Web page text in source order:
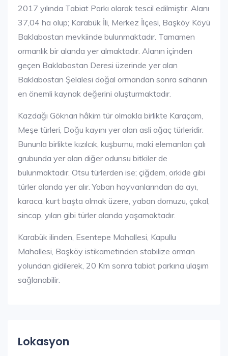
2017 yılında Tabiat Parkı olarak tescil edilmiştir. Alanı
37,04 ha olup; Karabük İli, Merkez İlçesi, Başköy Köyü
Baklabostan mevkiinde bulunmaktadır. Tamamen
ormanlık bir alanda yer almaktadır. Alanın içinden
geçen Baklabostan Deresi üzerinde yer alan
Baklabostan Şelalesi doğal ormandan sonra sahanın
en önemli kaynak değerini oluşturmaktadır.
Kazdağı Göknarı hâkim tür olmakla birlikte Karaçam,
Meşe türleri, Doğu kayını yer alan asli ağaç türleridir.
Bununla birlikte kızılcık, kuşburnu, maki elemanları çalı
grubunda yer alan diğer odunsu bitkiler de
bulunmaktadır. Otsu türlerden ise; çiğdem, orkide gibi
türler alanda yer alır. Yaban hayvanlarından da ayı,
karaca, kurt başta olmak üzere, yaban domuzu, çakal,
sincap, yılan gibi türler alanda yaşamaktadır.
Karabük ilinden, Esentepe Mahallesi, Kapullu
Mahallesi, Başköy istikametinden stabilize orman
yolundan gidilerek, 20 Km sonra tabiat parkına ulaşım
sağlanabilir.
Lokasyon